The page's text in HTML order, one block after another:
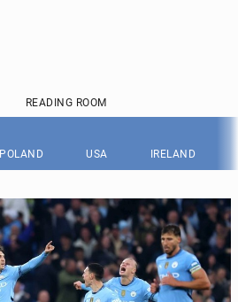
READING ROOM
POLAND USA IRELAND